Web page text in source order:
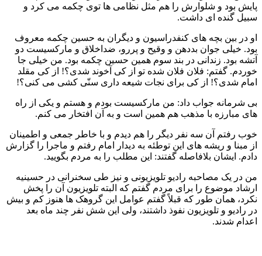
پایش بود و شلوارش را هم مثل نظامی ها توی چکمه می کرد و
سبیل گنده ای داشت.
او در بین بچه های کنفدراسیون و دیگران به حسین چکمه معروف
بود. خیلی جوان بددهن و وقیح و پررو، ضداخلاق و مارکسیست دو
آتشه بود. زندانی در بند سوم همین حسین چکمه بود. من خیلی جا
خوردم. گفتم: فلان فلان شده تو از کی آخوند شدی؟! از کی مقلد
امام شدی؟! از کی برای نجات شیعه داری سنّی کشی می کنی؟!
بی شرمانه جواب داد: من مارکسیست بودم و هستم و یکی از راه
های مبارزه با مذهب هم همین است و به آن افتخار می کنم.
خوب رفتم آن سه نفر دیگر را هم دیدم و با خاطر جمعی و اطمینان
از مبنا و ریشه های این توطئه به دیدار امام رفتم و ماجرا را گزارش
دادم. ایشان بلافاصله گفتند: این مطلب را به مردم بگویید.
من در یک مصاحبه رادیو تلویزیونی و نیز طی سخنرانی در حسینیه
ارشاد موضوع را برای مردم گفتم که البته تلویزیون آن را پخش
نکرد، همان طور که قبلاً گفتم عوامل این گروهک ها هنوز کم و بیش
در رادیو و تلویزیون نفوذ داشتند، ولی این شش نفر چند ماه بعد
اعدام شدند.